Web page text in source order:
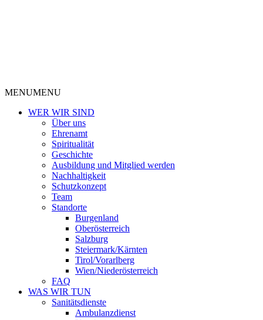
MENUMENU
WER WIR SIND
Über uns
Ehrenamt
Spiritualität
Geschichte
Ausbildung und Mitglied werden
Nachhaltigkeit
Schutzkonzept
Team
Standorte
Burgenland
Oberösterreich
Salzburg
Steiermark/Kärnten
Tirol/Vorarlberg
Wien/Niederösterreich
FAQ
WAS WIR TUN
Sanitätsdienste
Ambulanzdienst